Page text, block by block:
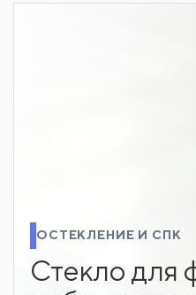
ОСТЕКЛЕНИЕ И СПК
Стекло для